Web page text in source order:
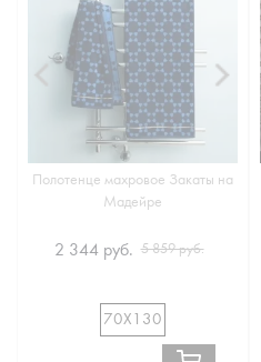
Полотенце махровое Закаты на
Мадейре
2 344 руб. 5 859 руб.
70Х130